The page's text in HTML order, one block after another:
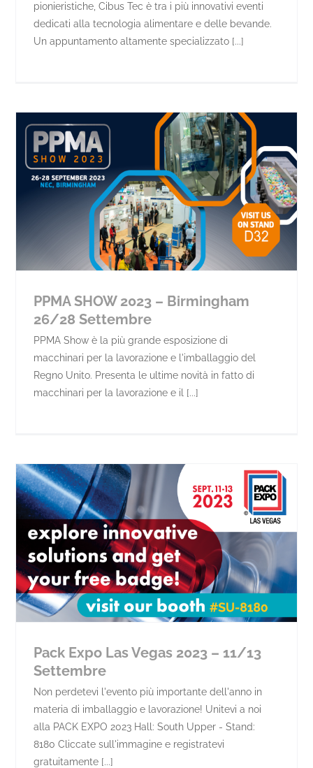
pionieristiche, Cibus Tec è tra i più innovativi eventi
dedicati alla tecnologia alimentare e delle bevande.
Un appuntamento altamente specializzato [...]
PPMA SHOW 2023 – Birmingham
26/28 Settembre
PPMA Show è la più grande esposizione di
macchinari per la lavorazione e l'imballaggio del
Regno Unito. Presenta le ultime novità in fatto di
macchinari per la lavorazione e il [...]
Pack Expo Las Vegas 2023 – 11/13
Settembre
Non perdetevi l'evento più importante dell'anno in
materia di imballaggio e lavorazione! Unitevi a noi
alla PACK EXPO 2023 Hall: South Upper - Stand:
8180 Cliccate sull'immagine e registratevi
gratuitamente [...]